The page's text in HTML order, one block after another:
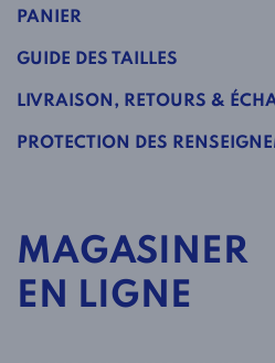
PANIER
GUIDE DES TAILLES
LIVRAISON, RETOURS &
PROTECTION DES
MAGASINER
EN LIGNE